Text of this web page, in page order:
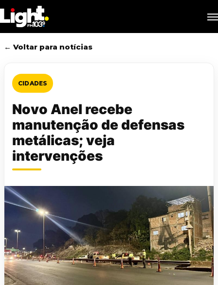
to
main
content
← Voltar para notícias
CIDADES
Novo Anel recebe
manutenção de defensas
metálicas; veja
intervenções